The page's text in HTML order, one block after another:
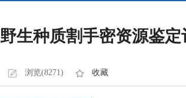
生种质割手密资源鉴
浏览(8271) 收藏